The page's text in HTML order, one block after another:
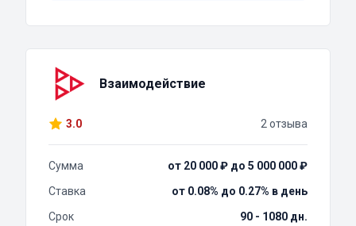
Взаимодействие
3.0 2 отзыва
Сумма
от 20 000 ₽ до 5 000 000 ₽
Ставка
от 0.08% до 0.27% в день
Срок
90 - 1080 дн.